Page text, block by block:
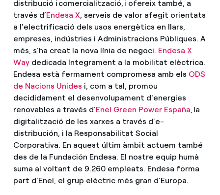
distribució i comercialització, i ofereix també, a
través d’Endesa X , serveis de valor afegit orientats
a l'electrificació dels usos energètics en llars,
empreses, indústries i Administracions Públiques. A
més, s'ha creat la nova línia de negoci. Endesa X
Waydedicada íntegrament a la mobilitat elèctrica.
Endesa està fermament compromesa amb els ODS
de Nacions Unides i, com a tal, promou
decididament el desenvolupament d'energies
renovables a través d'Enel Green Power España , la
digitalització de les xarxes a través d’e-
distribución, i la Responsabilitat Social
Corporativa. En aquest últim àmbit actuem també
des de la Fundación Endesa. El nostre equip humà
suma al voltant de 9.260 empleats. Endesa forma
part d'Enel, el grup elèctric més gran d'Europa.